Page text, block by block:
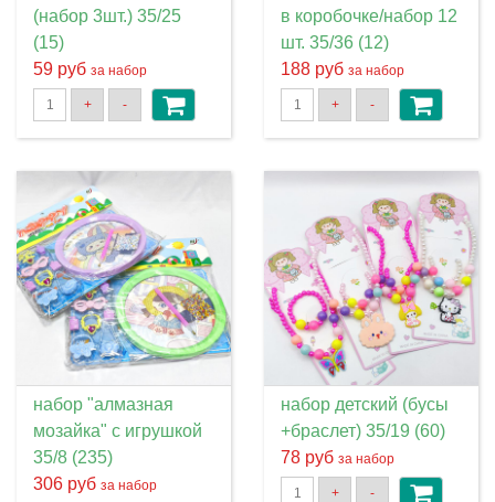
(набор 3шт.) 35/25
(15)
59 руб за набор
+ -
в коробочке/набор 12
шт. 35/36 (12)
188 руб за набор
+ -
набор "алмазная
мозайка" с игрушкой
35/8 (235)
306 руб за набор
набор детский (бусы
+браслет) 35/19 (60)
78 руб за набор
+ -